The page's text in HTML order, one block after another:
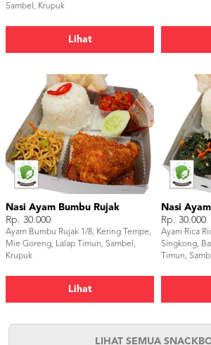
Sambel, Krupuk
Lihat
Nasi Ayam Bumbu Rujak
Rp. 30.000
Ayam Bumbu Rujak 1/8, Kering Tempe,
Mie Goreng, Lalap Timun, Sambel,
Krupuk
Lihat
Nasi
Rp. 30.000
Ayam Rica
Singkong,
Timun,
LIHAT SEMUA